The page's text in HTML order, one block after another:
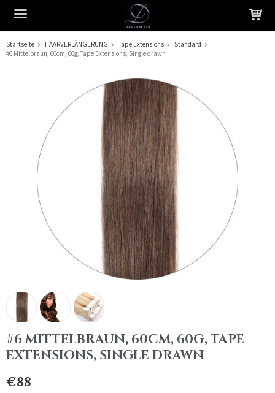
Das Produkt wurde in Ihren Warenkorb gelegt
Startseite HAARVERLÄNGERUNG Tape Extensions
Standard
#6 Mittelbraun, 60cm, 60g, Tape Extensions, Single drawn
#6 MITTELBRAUN, 60CM, 60G, TAPE
EXTENSIONS, SINGLE DRAWN
€88